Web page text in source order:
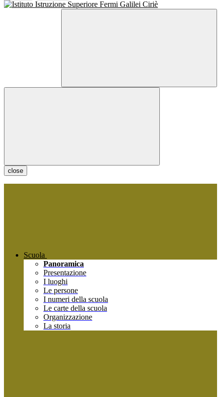
close
Scuola
Panoramica
Presentazione
I luoghi
Le persone
I numeri della scuola
Le carte della scuola
Organizzazione
La storia